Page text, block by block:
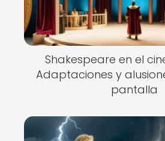
Shakespeare en el
Adaptaciones y
pantalla